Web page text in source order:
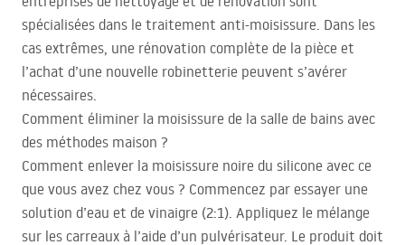
spécialisées dans le traitement anti-moisissure. Dans les
cas extrêmes, une rénovation complète de la pièce et
l’achat d’une nouvelle robinetterie peuvent s’avérer
nécessaires.
Comment éliminer la moisissure de la salle de bains avec
des méthodes maison ?
Comment enlever la moisissure noire du silicone avec ce
que vous avez chez vous ? Commencez par essayer une
solution d’eau et de vinaigre (2:1). Appliquez le mélange
sur les carreaux à l’aide d’un pulvérisateur. Le produit doit